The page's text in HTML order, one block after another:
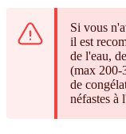
Si vous
il est
de l'eau,
(max 200-
de
néfastes à